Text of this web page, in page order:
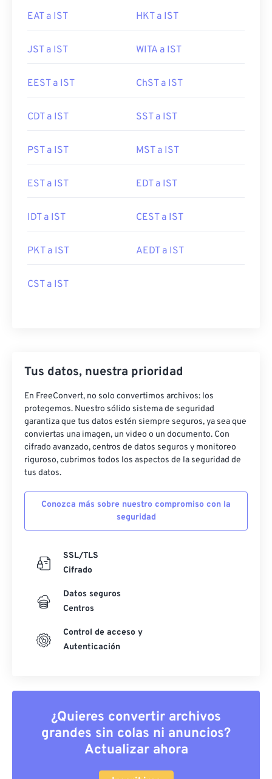
EAT a IST HKT a IST
JST a IST WITA a IST
EEST a IST ChST a IST
CDT a IST SST a IST
PST a IST MST a IST
EST a IST EDT a IST
IDT a IST CEST a IST
PKT a IST AEDT a IST
CST a IST
Tus datos, nuestra prioridad
En FreeConvert, no solo convertimos archivos: los
protegemos. Nuestro sólido sistema de seguridad
garantiza que tus datos estén siempre seguros, ya sea que
conviertas una imagen, un video o un documento. Con
cifrado avanzado, centros de datos seguros y monitoreo
riguroso, cubrimos todos los aspectos de la seguridad de
tus datos.
Conozca más sobre nuestro compromiso con la
seguridad
SSL/TLS
Cifrado
Datos seguros
Centros
Control de acceso y
Autenticación
¿Quieres convertir archivos
grandes sin colas ni anuncios?
Actualizar ahora